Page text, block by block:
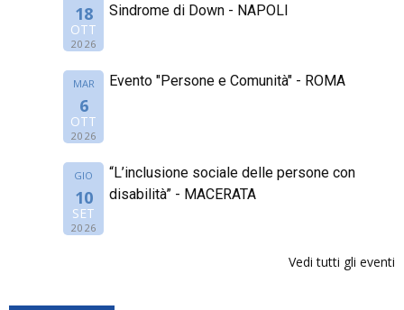
18
OTT
2026
Sindrome di Down - NAPOLI
MAR
6
OTT
2026
Evento "Persone e Comunità" - ROMA
GIO
10
SET
2026
“L’inclusione sociale delle persone con
disabilità” - MACERATA
Vedi tutti gli eventi